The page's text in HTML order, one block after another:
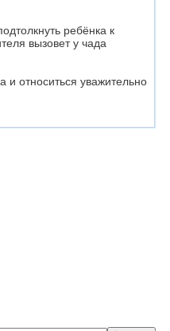
ребёнка к
вызовет у чада
и относиться уважительно